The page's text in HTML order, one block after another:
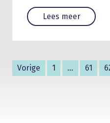
Lees meer
Vorige 1 … 61